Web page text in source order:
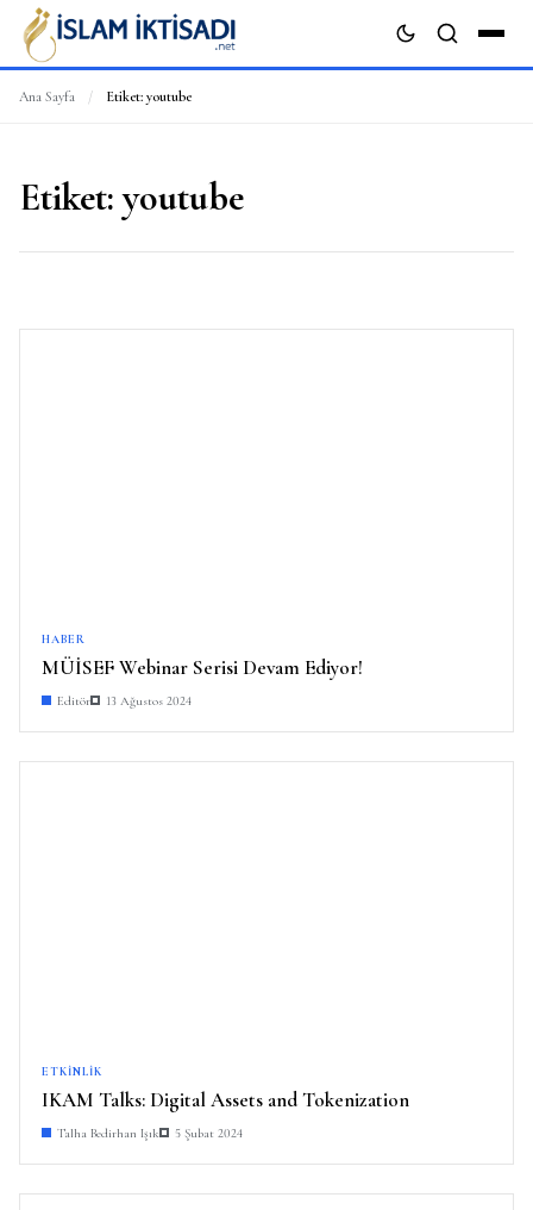
Ana Sayfa / Etiket: youtube
Etiket:youtube
HABER
MÜİSEF Webinar Serisi Devam Ediyor!
Editör 13 Ağustos 2024
ETKINLIK
IKAM Talks: Digital Assets and Tokenization
Talha Bedirhan Işık 5 Şubat 2024